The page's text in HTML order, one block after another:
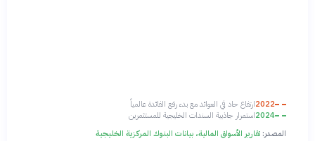
2022ارتفاع حاد في العوائد مع بدء رفع الفائدة عالمياً
2024استمرار جاذبية السندات الخليجية للمستثمرين
المصدر: تقارير الأسواق المالية، بيانات البنوك المركزية الخليجية